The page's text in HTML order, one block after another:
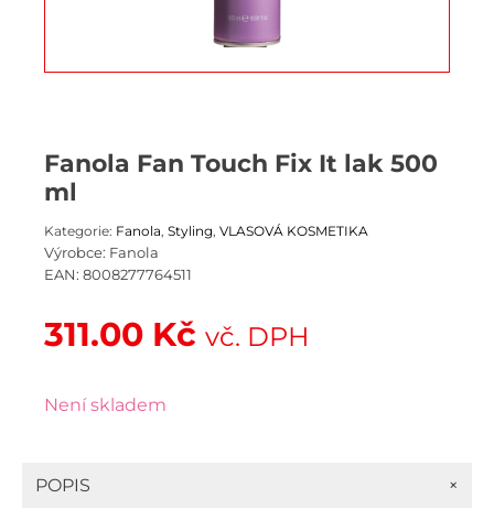
Fanola Fan Touch Fix It lak 500
ml
Kategorie: Fanola Styling VLASOVÁ KOSMETIKA
Výrobce: Fanola
EAN: 8008277764511
311.00 Kč vč. DPH
Není skladem
POPIS +